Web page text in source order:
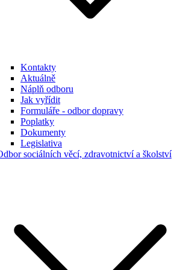
Kontakty
Aktuálně
Náplň odboru
Jak vyřídit
Formuláře - odbor dopravy
Poplatky
Dokumenty
Legislativa
sociálních věcí, zdravotnictví a školství